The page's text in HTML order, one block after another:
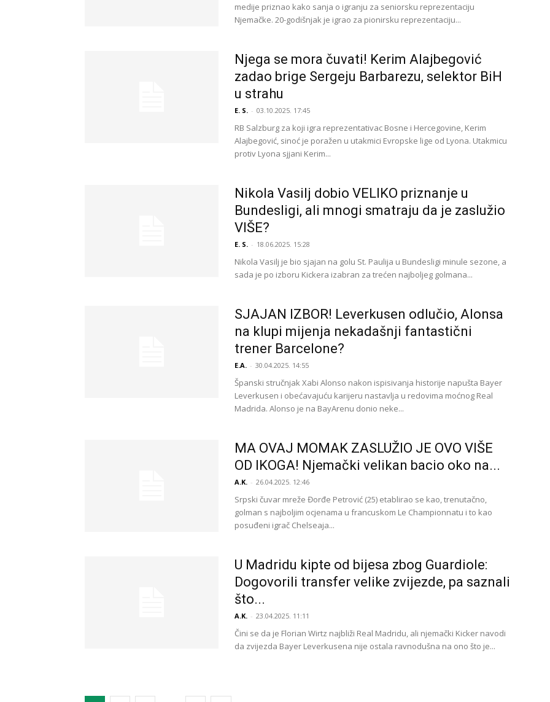
medije priznao kako sanja o igranju za seniorsku reprezentaciju
Njemačke. 20-godišnjak je igrao za pionirsku reprezentaciju...
Njega se mora čuvati! Kerim Alajbegović
zadao brige Sergeju Barbarezu, selektor BiH
u strahu
E. S. - 03.10.2025. 17:45
RB Salzburg za koji igra reprezentativac Bosne i Hercegovine, Kerim
Alajbegović, sinoć je poražen u utakmici Evropske lige od Lyona. Utakmicu
protiv Lyona sjjani Kerim...
Nikola Vasilj dobio VELIKO priznanje u
Bundesligi, ali mnogi smatraju da je zaslužio
VIŠE?
E. S. - 18.06.2025. 15:28
Nikola Vasilj je bio sjajan na golu St. Paulija u Bundesligi minule sezone, a
sada je po izboru Kickera izabran za trećen najboljeg golmana...
SJAJAN IZBOR! Leverkusen odlučio, Alonsa
na klupi mijenja nekadašnji fantastični
trener Barcelone?
E.A. - 30.04.2025. 14:55
Španski stručnjak Xabi Alonso nakon ispisivanja historije napušta Bayer
Leverkusen i obećavajuću karijeru nastavlja u redovima moćnog Real
Madrida. Alonso je na BayArenu donio neke...
MA OVAJ MOMAK ZASLUŽIO JE OVO VIŠE
OD IKOGA! Njemački velikan bacio oko na...
A.K. - 26.04.2025. 12:46
Srpski čuvar mreže Đorđe Petrović (25) etablirao se kao, trenutačno,
golman s najboljim ocjenama u francuskom Le Championnatu i to kao
posuđeni igrač Chelseaja...
U Madridu kipte od bijesa zbog Guardiole:
Dogovorili transfer velike zvijezde, pa saznali
što...
A.K. - 23.04.2025. 11:11
Čini se da je Florian Wirtz najbliži Real Madridu, ali njemački Kicker navodi
da zvijezda Bayer Leverkusena nije ostala ravnodušna na ono što je...